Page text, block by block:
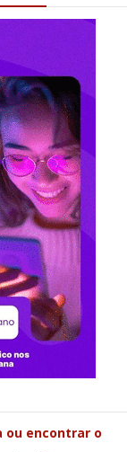
ou encontrar o